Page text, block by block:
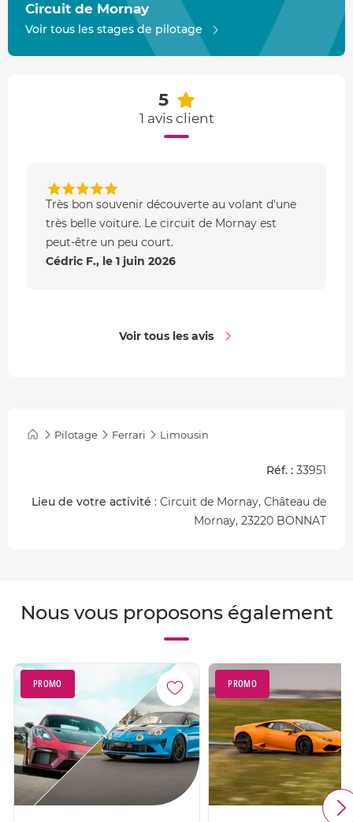
enchaînement de courbes, accélération en sortie de
virages... Un vrai plaisir !
Circuit de Mornay
Voir tous les stages de pilotage
5
1 avis client
Très bon souvenir découverte au volant d'une
très belle voiture. Le circuit de Mornay est
peut-être un peu court.
Cédric F., le 1 juin 2026
Voir tous les avis
Pilotage Ferrari Limousin
Réf. : 33951
Lieu de votre activité : Circuit de Mornay, Château de
Mornay, 23220 BONNAT
Nous vous proposons également
PROMO PROMO